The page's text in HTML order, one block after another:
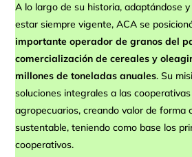
A lo largo de su historia, adaptándose
estar siempre vigente, ACA se
importante operador de granos del
comercialización de cereales y
millones de toneladas anuales. Su
soluciones integrales a las
agropecuarios, creando valor de forma
sustentable, teniendo como base los
cooperativos.